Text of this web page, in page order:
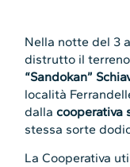
Nella notte del 3
distrutto il
“Sandokan”
località
dallacooperativa
stessa sorte
La Cooperativa